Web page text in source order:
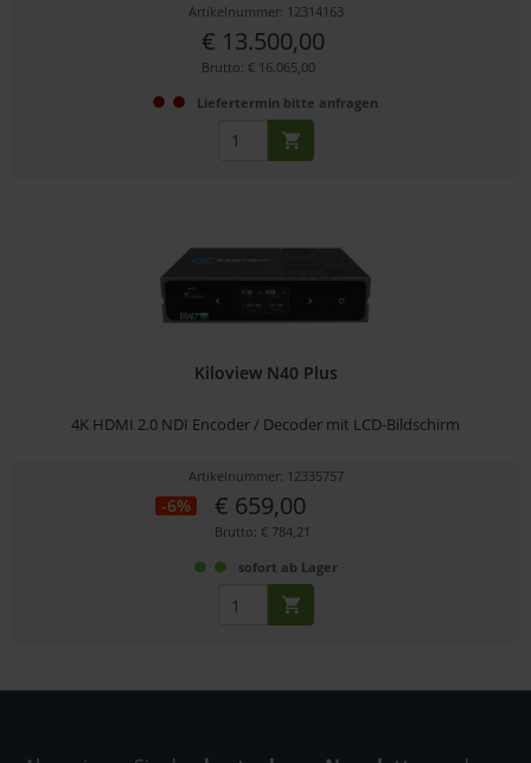
Artikelnummer: 12314163
€ 13.500,00
Brutto: € 16.065,00
Liefertermin bitte anfragen
Kiloview N40 Plus
4K HDMI 2.0 NDI Encoder / Decoder mit LCD-Bildschirm
Artikelnummer: 12335757
-6% € 659,00
Brutto: € 784,21
sofort ab Lager